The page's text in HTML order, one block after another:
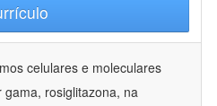
celulares e moleculares
rosiglitazona, na